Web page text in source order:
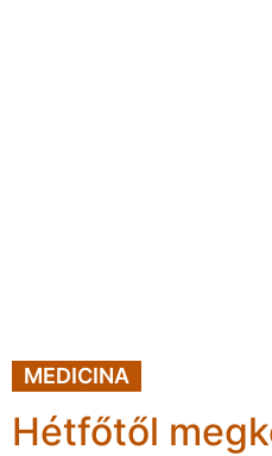
MEDICINA
Hétfőtől